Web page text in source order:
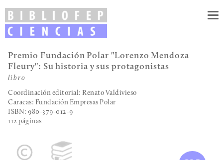
Premio Fundación Polar "Lorenzo Mendoza
Fleury": Su historia y sus protagonistas
libro
Coordinación editorial: Renato Valdivieso
Caracas: Fundación Empresas Polar
ISBN: 980-379-012-9
112 páginas